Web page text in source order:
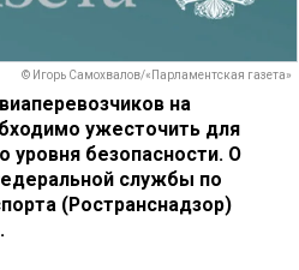
© Игорь Самохвалов/«Парламентская газета»
на
ужесточить для
уровня безопасности. О
службы по
(Ространснадзор)